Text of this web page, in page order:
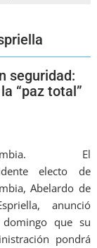
seguridad:
“paz total”
El
electo de
Abelardo de
anunció
domingo que su
pondrá